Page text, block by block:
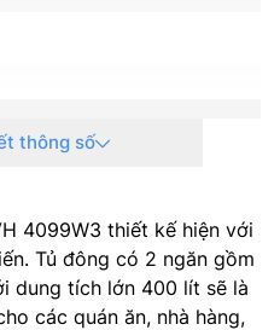
1329 x 620 x 845
thông số
4099W3 thiết kế hiện với
Tủ đông có 2 ngăn gồm
dung tích lớn 400 lít sẽ là
các quán ăn, nhà hàng,